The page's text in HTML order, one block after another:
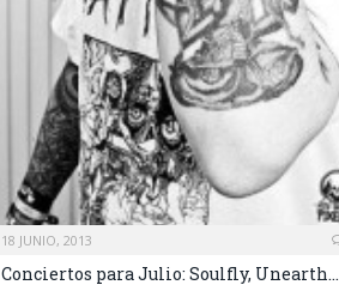
18 JUNIO, 2013
Conciertos para Julio: Soulfly, Unearth…